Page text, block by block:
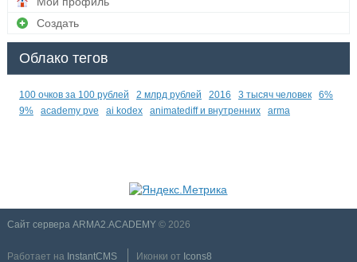
Создать
Облако тегов
100 очков за 100 рублей 2 млрд рублей 2016 3 тысяч человек
6%
9%
academy pve ai kodex animatediff и внутренних arma
Сайт сервера ARMA2.ACADEMY© 2026
Работает на InstantCMS Иконки от Icons8